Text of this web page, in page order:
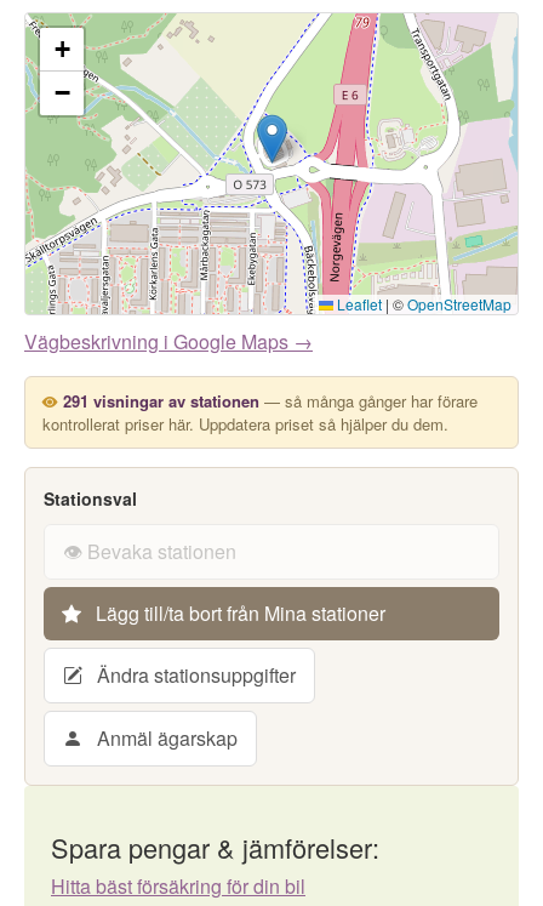
+
−
Leaflet | ©OpenStreetMap
Vägbeskrivning i Google Maps →
291 visningar av stationen — så många gånger har förare
kontrollerat priser här. Uppdatera priset så hjälper du dem.
Stationsval
👁️ Bevaka stationen
Lägg till/ta bort från Mina stationer
Ändra stationsuppgifter
Anmäl ägarskap
Spara pengar & jämförelser:
Hitta bäst försäkring för din bil